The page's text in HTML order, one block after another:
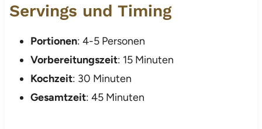
Servings und Timing
Portionen: 4-5 Personen
Vorbereitungszeit: 15 Minuten
Kochzeit: 30 Minuten
Gesamtzeit: 45 Minuten